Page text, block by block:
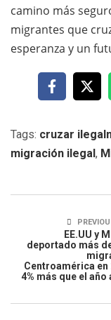
camino más
migrantes que
esperanza y un
Tags: cruzar
migración ilegal,
EE.UU y
deportado más
Centroamérica en
4% más que el año